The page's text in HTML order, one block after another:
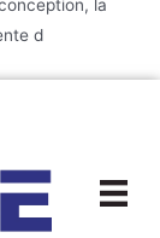
la
d